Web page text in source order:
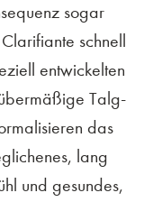
sogar
schnell
entwickelten
Talg-
das
lang
und gesundes,